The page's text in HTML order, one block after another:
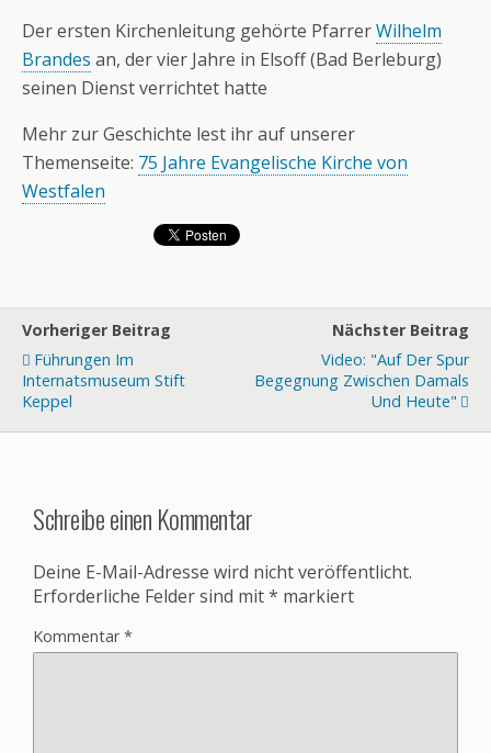
Der ersten Kirchenleitung gehörte PfarrerWilhelm
Brandes an, der vier Jahre in Elsoff (Bad Berleburg)
seinen Dienst verrichtet hatte
Mehr zur Geschichte lest ihr auf unserer
Themenseite: 75 Jahre Evangelische Kirche von
Westfalen
Vorheriger Beitrag
Führungen Im
Internatsmuseum Stift
Keppel
Nächster Beitrag
Video: "Auf Der Spur
Begegnung Zwischen Damals
Und Heute"
Schreibe einen Kommentar
Deine E-Mail-Adresse wird nicht veröffentlicht.
Erforderliche Felder sind mit* markiert
Kommentar*